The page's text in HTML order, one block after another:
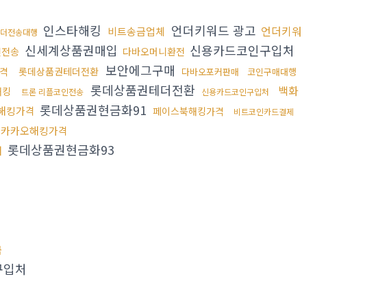
전송대행 인스타해킹 비트송금업체 언더키워드 광고 언더키워
송 신세계상품권매입 다바오머니환전 신용카드코인구입처
롯데상품권테더전환 보안에그구매 다바오포커판매
코인구매대행
트론 리플코인전송 롯데상품권테더전환 신용카드코인구입처
백화
킹가격 롯데상품권현금화91 페이스북해킹가격 비트코인카드결제
카카오해킹가격
롯데상품권현금화93
처